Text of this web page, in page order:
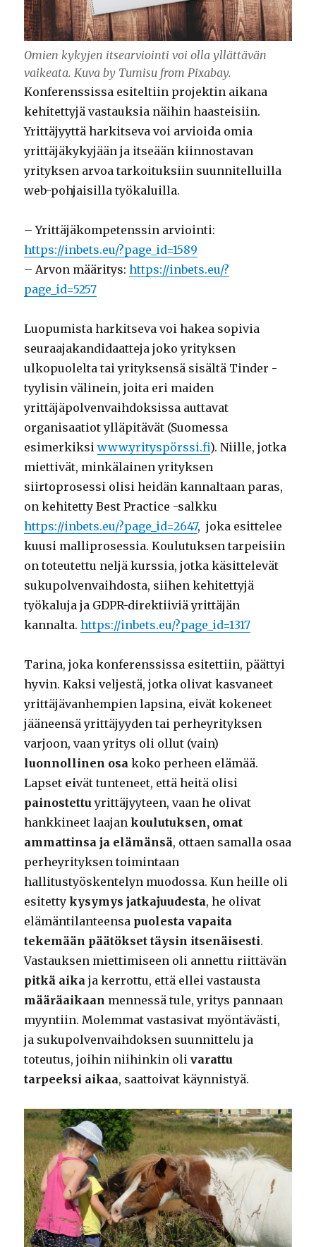
Omien kykyjen itsearviointi voi olla yllättävän
vaikeata. Kuva by Tumisu from Pixabay.
Konferenssissa esiteltiin projektin aikana
kehitettyjä vastauksia näihin haasteisiin.
Yrittäjyyttä harkitseva voi arvioida omia
yrittäjäkykyjään ja itseään kiinnostavan
yrityksen arvoa tarkoituksiin suunnitelluilla
web-pohjaisilla työkaluilla.
– Yrittäjäkompetenssin arviointi:
https://inbets.eu/?page_id=1589
– Arvon määritys:https://inbets.eu/?
page_id=5257
Luopumista harkitseva voi hakea sopivia
seuraajakandidaatteja joko yrityksen
ulkopuolelta tai yrityksensä sisältä Tinder -
tyylisin välinein, joita eri maiden
yrittäjäpolvenvaihdoksissa auttavat
organisaatiot ylläpitävät (Suomessa
esimerkiksiwww.yrityspörssi.fi). Niille, jotka
miettivät, minkälainen yrityksen
siirtoprosessi olisi heidän kannaltaan paras,
on kehitetty Best Practice -salkku
https://inbets.eu/?page_id=2647, joka esittelee
kuusi malliprosessia. Koulutuksen tarpeisiin
on toteutettu neljä kurssia, jotka käsittelevät
sukupolvenvaihdosta, siihen kehitettyjä
työkaluja ja GDPR-direktiiviä yrittäjän
kannalta.https://inbets.eu/?page_id=1317
Tarina, joka konferenssissa esitettiin, päättyi
hyvin. Kaksi veljestä, jotka olivat kasvaneet
yrittäjävanhempien lapsina, eivät kokeneet
jääneensä yrittäjyyden tai perheyrityksen
varjoon, vaan yritys oli ollut (vain)
luonnollinen osa koko perheen elämää.
Lapset eivät tunteneet, että heitä olisi
painostettuyrittäjyyteen, vaan he olivat
hankkineet laajankoulutuksen, omat
ammattinsa ja elämänsä, ottaen samalla osaa
perheyrityksen toimintaan
hallitustyöskentelyn muodossa. Kun heille oli
esitettykysymys jatkajuudesta, he olivat
elämäntilanteensa puolesta vapaita
tekemään päätökset täysin itsenäisesti.
Vastauksen miettimiseen oli annettu riittävän
pitkä aika ja kerrottu, että ellei vastausta
määräaikaan mennessä tule, yritys pannaan
myyntiin. Molemmat vastasivat myöntävästi,
ja sukupolvenvaihdoksen suunnittelu ja
toteutus, joihin niihinkin olivarattu
tarpeeksi aikaa, saattoivat käynnistyä.